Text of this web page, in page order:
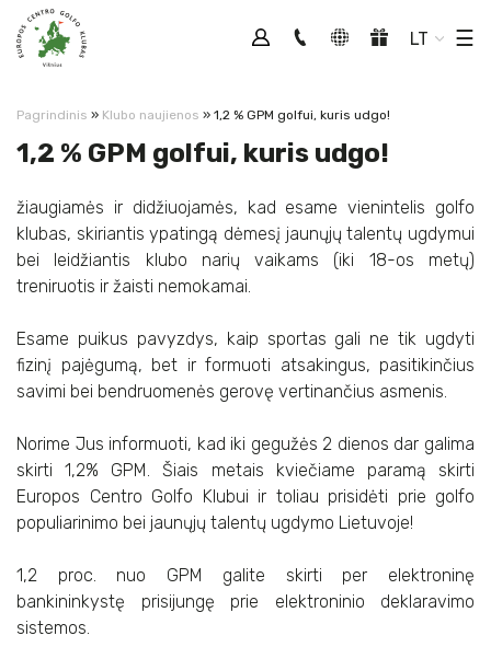
LT ☰
Pagrindinis » Klubo naujienos » 1,2 % GPM golfui, kuris udgo!
1,2 % GPM golfui, kuris udgo!
žiaugiamės ir didžiuojamės, kad esame vienintelis golfo
klubas, skiriantis ypatingą dėmesį jaunųjų talentų ugdymui
bei leidžiantis klubo narių vaikams (iki 18-os metų)
treniruotis ir žaisti nemokamai.
Esame puikus pavyzdys, kaip sportas gali ne tik ugdyti
fizinį pajėgumą, bet ir formuoti atsakingus, pasitikinčius
savimi bei bendruomenės gerovę vertinančius asmenis.
Norime Jus informuoti, kad iki gegužės 2 dienos dar galima
skirti 1,2% GPM. Šiais metais kviečiame paramą skirti
Europos Centro Golfo Klubui ir toliau prisidėti prie golfo
populiarinimo bei jaunųjų talentų ugdymo Lietuvoje!
1,2 proc. nuo GPM galite skirti per elektroninę
bankininkystę prisijungę prie elektroninio deklaravimo
sistemos.